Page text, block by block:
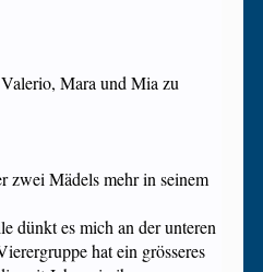
Mara und Mia zu
zwei Mädels mehr in seinem
dünkt es mich an der unteren
hat ein grösseres